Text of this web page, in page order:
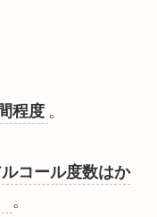
程度 。
コール度数はか
。